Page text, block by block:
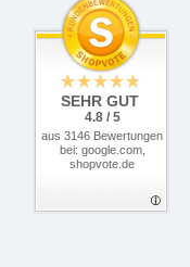
SEHR GUT
4.8 / 5
aus 3146 Bewertungen
bei: google.com,
shopvote.de